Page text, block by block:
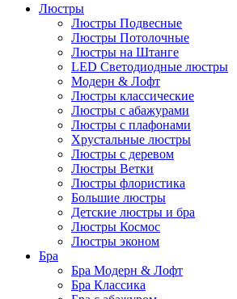
Люстры
Люстры Подвесные
Люстры Потолочные
Люстры на Штанге
LED Светодиодные люстры
Модерн & Лофт
Люстры классические
Люстры с абажурами
Люстры с плафонами
Хрустальные люстры
Люстры с деревом
Люстры Ветки
Люстры флористика
Большие люстры
Детские люстры и бра
Люстры Космос
Люстры эконом
Бра
Бра Модерн & Лофт
Бра Классика